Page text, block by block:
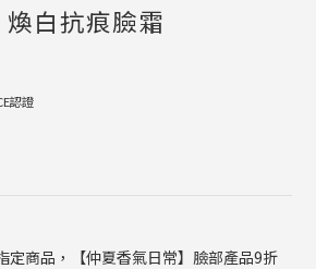
白抗痕臉霜
認證
定商品，【仲夏香氣日常】臉部產品9折